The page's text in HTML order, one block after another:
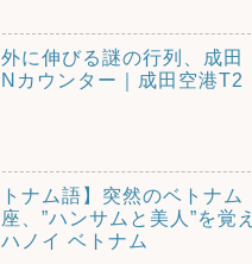
に伸びる謎の行列、成田
カウンター｜成田空港T2
トナム語】突然のベトナム
、”ハンサムと美人”を覚え
ノイ ベトナム